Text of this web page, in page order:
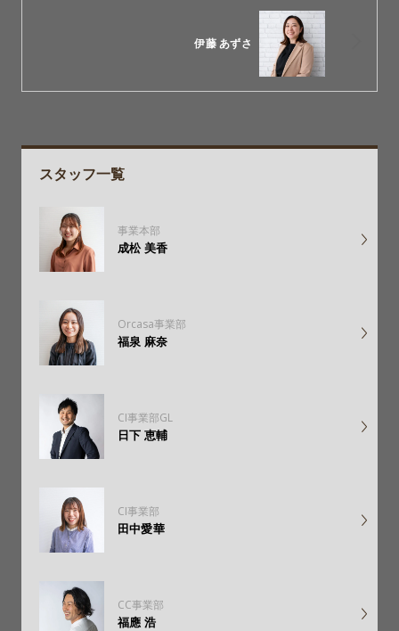
伊藤 あずさ
スタッフ一覧
事業本部
成松 美香
Orcasa事業部
福泉 麻奈
CI事業部GL
日下 恵輔
CI事業部
田中愛華
CC事業部
福應 浩